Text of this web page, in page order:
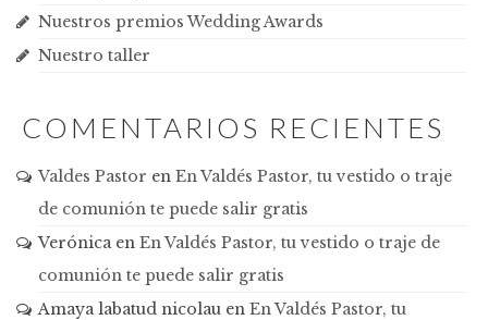
Nuestros premios Wedding Awards
Nuestro taller
COMENTARIOS RECIENTES
Valdes Pastor en En Valdés Pastor, tu vestido o traje
de comunión te puede salir gratis
Verónicaen En Valdés Pastor, tu vestido o traje de
comunión te puede salir gratis
Amaya labatud nicolau en En Valdés Pastor, tu